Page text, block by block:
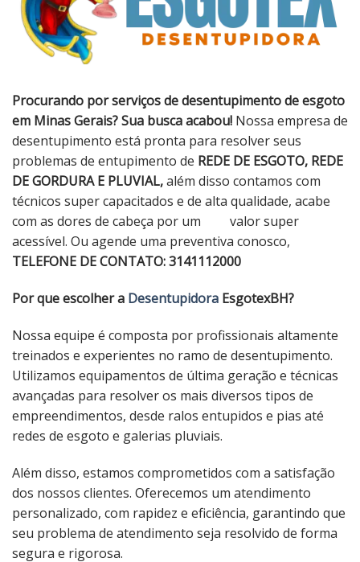
Procurando por serviços de desentupimento de esgoto
em Minas Gerais? Sua busca acabou! Nossa empresa de
desentupimento está pronta para resolver seus
problemas de entupimento de REDE DE ESGOTO, REDE
DE GORDURA E PLUVIAL,além disso contamos com
técnicos super capacitados e de alta qualidade, acabe
com as dores de cabeça por um valor super
acessível. Ou agende uma preventiva conosco,
TELEFONE DE CONTATO: 3141112000
Por que escolher a Desentupidora EsgotexBH?
Nossa equipe é composta por profissionais altamente
treinados e experientes no ramo de desentupimento.
Utilizamos equipamentos de última geração e técnicas
avançadas para resolver os mais diversos tipos de
empreendimentos, desde ralos entupidos e pias até
redes de esgoto e galerias pluviais.
Além disso, estamos comprometidos com a satisfação
dos nossos clientes. Oferecemos um atendimento
personalizado, com rapidez e eficiência, garantindo que
seu problema de atendimento seja resolvido de forma
segura e rigorosa.